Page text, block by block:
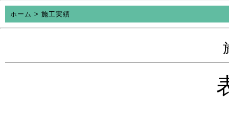
ホーム > 施工実績